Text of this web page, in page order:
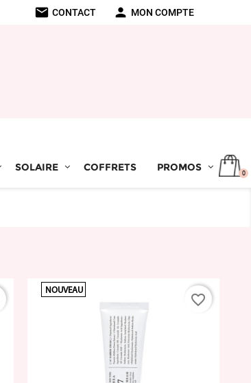
mail CONTACT person MON COMPTE
SOLAIRE COFFRETS PROMOS 0
NOUVEAU
favorite_border